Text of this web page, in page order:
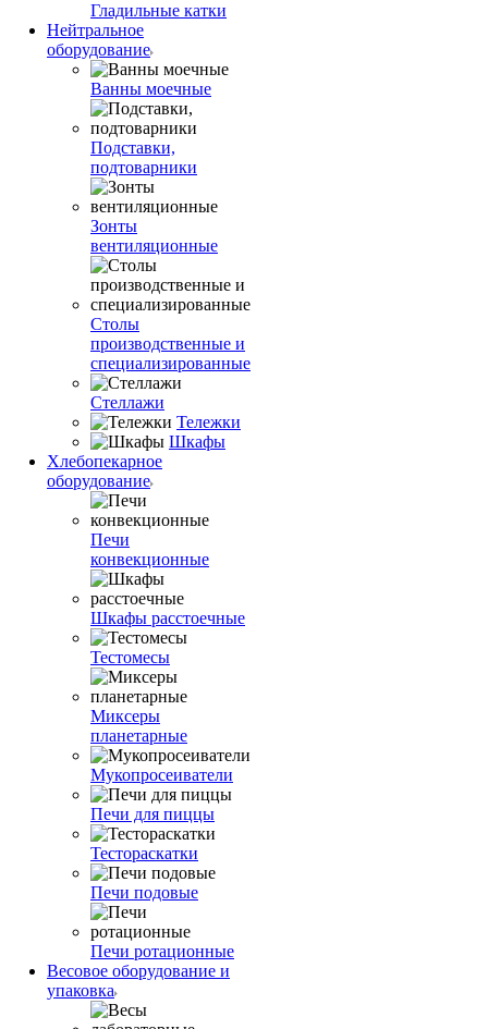
Гладильные катки
Нейтральное
оборудование
Ванны моечные
Подставки,
подтоварники
Зонты
вентиляционные
Столы
производственные и
специализированные
Стеллажи
Тележки
Шкафы
Хлебопекарное
оборудование
Печи
конвекционные
Шкафы расстоечные
Тестомесы
Миксеры
планетарные
Мукопросеиватели
Печи для пиццы
Тестораскатки
Печи подовые
Печи ротационные
Весовое оборудование и
упаковка